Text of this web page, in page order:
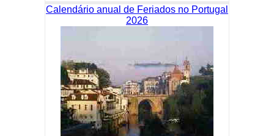
Calendário anual de Feriados no Portugal
2026